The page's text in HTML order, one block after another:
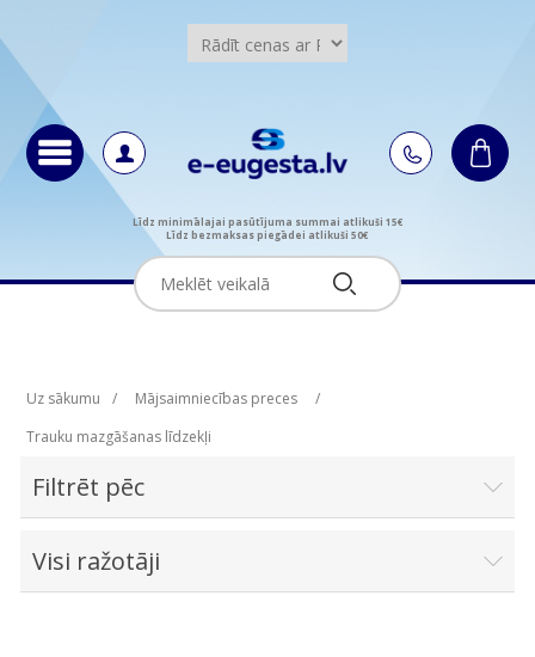
Līdz minimālajai pasūtījuma summai atlikuši 15€
Līdz bezmaksas piegādei atlikuši 50€
Uz sākumu / Mājsaimniecības preces
/
Trauku mazgāšanas līdzekļi
Filtrēt pēc
Visi ražotāji